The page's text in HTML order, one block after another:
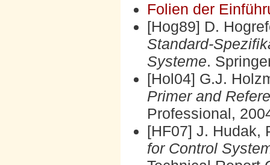
Folien der
[Hog89] D.
Standard-
Systeme.
[Hol04] G.J.
Primer and
Professional,
[HF07] J. Hudak,
for Control